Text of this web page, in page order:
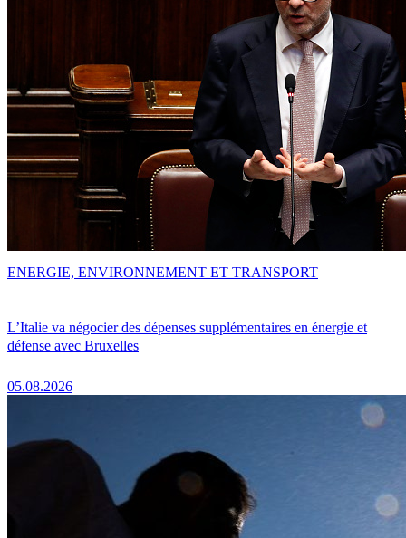
L’Italie va négocier des dépenses supplémentaires en énergie et
défense avec Bruxelles
05.08.2026
ENERGIE, ENVIRONNEMENT ET TRANSPORT